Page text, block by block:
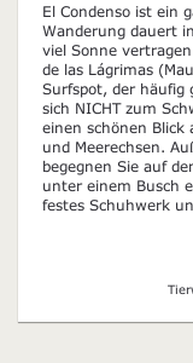
El Condenso ist ein
Wanderung dauert
viel Sonne
de las Lágrimas
Surfspot, der häufig
sich NICHT zum
einen schönen Blick
und Meerechsen.
begegnen Sie auf
unter einem Busch
festes Schuhwerk